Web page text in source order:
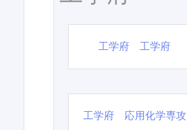
工学府 工学府
工学府 応用化学専攻